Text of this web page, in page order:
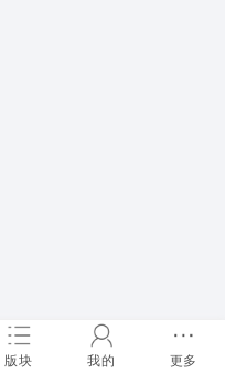
版块 我的 更多